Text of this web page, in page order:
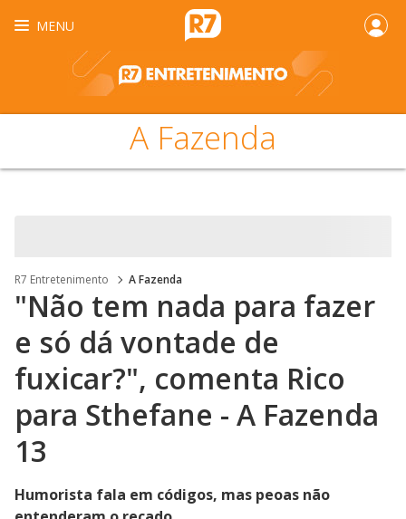
MENU
A Fazenda
R7 Entretenimento A Fazenda
"Não tem nada para fazer
e só dá vontade de
fuxicar?", comenta Rico
para Sthefane - A Fazenda
13
Humorista fala em códigos, mas peoas não